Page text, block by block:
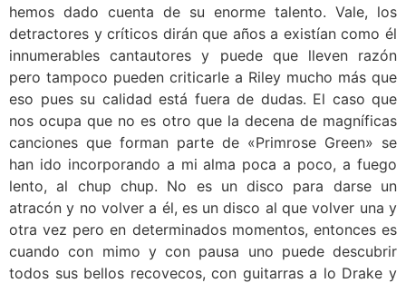
hemos dado cuenta de su enorme talento. Vale, los
detractores y críticos dirán que años a existían como él
innumerables cantautores y puede que lleven razón
pero tampoco pueden criticarle a Riley mucho más que
eso pues su calidad está fuera de dudas. El caso que
nos ocupa que no es otro que la decena de magníficas
canciones que forman parte de «Primrose Green» se
han ido incorporando a mi alma poca a poco, a fuego
lento, al chup chup. No es un disco para darse un
atracón y no volver a él, es un disco al que volver una y
otra vez pero en determinados momentos, entonces es
cuando con mimo y con pausa uno puede descubrir
todos sus bellos recovecos, con guitarras a lo Drake y